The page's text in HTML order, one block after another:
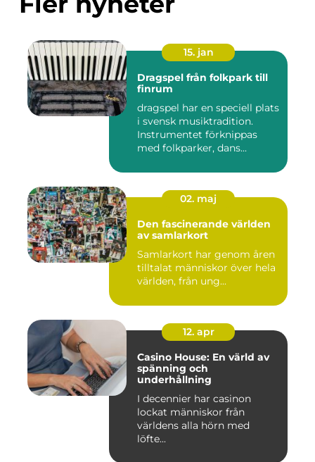
15. jan
Dragspel från folkpark till
finrum
dragspel har en speciell plats
i svensk musiktradition.
Instrumentet förknippas
med folkparker, dans...
02. maj
Den fascinerande världen
av samlarkort
Samlarkort har genom åren
tilltalat människor över hela
världen, från ung...
12. apr
Casino House: En värld av
spänning och
underhållning
I decennier har casinon
lockat människor från
världens alla hörn med
löfte...